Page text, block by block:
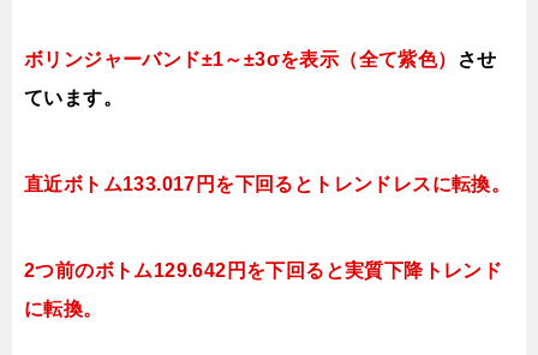
ボリンジャーバンド±1～±3σを表示（全て紫色）
させ
ています。
直近ボトム133.017円を下回るとトレンドレスに転換。
2つ前のボトム129.642円を下回ると実質下降トレンド
に転換。